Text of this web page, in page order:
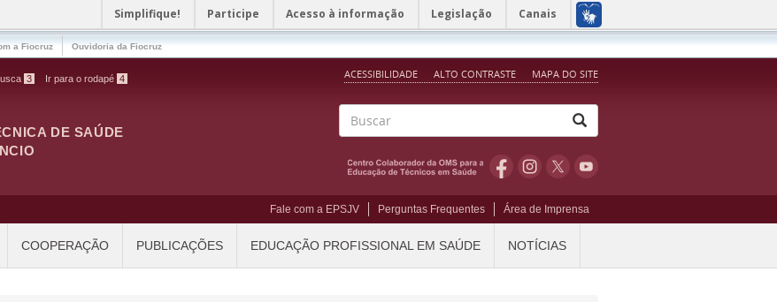
Simplifique! Participe Acesso à informação Legislação Canais
a Fiocruz Ouvidoria da Fiocruz
3 Ir para o rodapé 4 ACESSIBILIDADE ALTO CONTRASTE MAPA DO SITE
DE SAÚDE
Fale com a EPSJV Perguntas Frequentes Área de Imprensa
COOPERAÇÃO PUBLICAÇÕES EDUCAÇÃO PROFISSIONAL EM SAÚDE NOTÍCIAS